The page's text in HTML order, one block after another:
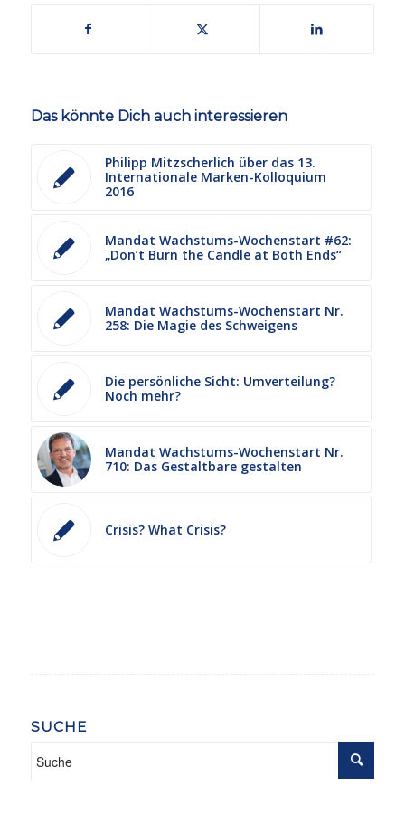
Das könnte Dich auch interessieren
Philipp Mitzscherlich über das 13.
Internationale Marken-Kolloquium
2016
Mandat Wachstums-Wochenstart #62:
„Don’t Burn the Candle at Both Ends“
Mandat Wachstums-Wochenstart Nr.
258: Die Magie des Schweigens
Die persönliche Sicht: Umverteilung?
Noch mehr?
Mandat Wachstums-Wochenstart Nr.
710: Das Gestaltbare gestalten
Crisis? What Crisis?
SUCHE